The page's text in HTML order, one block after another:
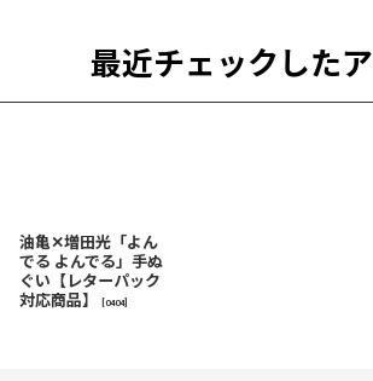
最近チェックした
油亀✕増田光「よん
でる よんでる」手ぬ
ぐい【レターパック
対応商品】
0404]